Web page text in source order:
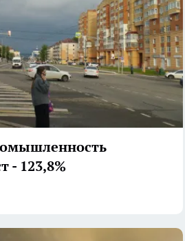
- 123,8%